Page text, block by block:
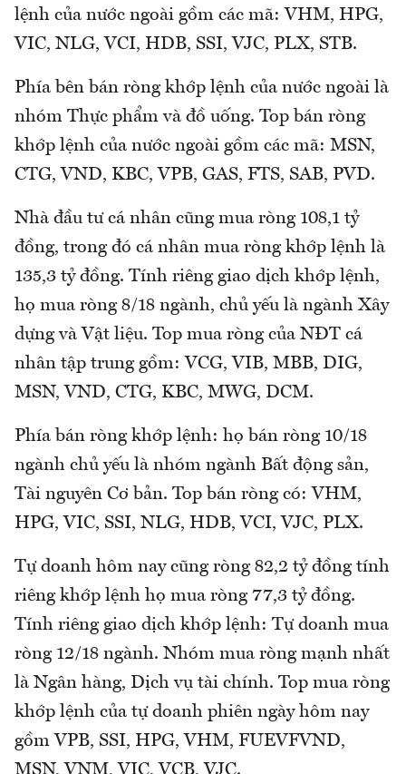
lệnh của nước ngoài gồm các mã: VHM, HPG,
VIC, NLG, VCI, HDB, SSI, VJC, PLX, STB.
Phía bên bán ròng khớp lệnh của nước ngoài là
nhóm Thực phẩm và đồ uống. Top bán ròng
khớp lệnh của nước ngoài gồm các mã: MSN,
CTG, VND, KBC, VPB, GAS, FTS, SAB, PVD.
Nhà đầu tư cá nhân cũng mua ròng 108,1 tỷ
đồng, trong đó cá nhân mua ròng khớp lệnh là
135,3 tỷ đồng. Tính riêng giao dịch khớp lệnh,
họ mua ròng 8/18 ngành, chủ yếu là ngành Xây
dựng và Vật liệu. Top mua ròng của NĐT cá
nhân tập trung gồm: VCG, VIB, MBB, DIG,
MSN, VND, CTG, KBC, MWG, DCM.
Phía bán ròng khớp lệnh: họ bán ròng 10/18
ngành chủ yếu là nhóm ngành Bất động sản,
Tài nguyên Cơ bản. Top bán ròng có: VHM,
HPG, VIC, SSI, NLG, HDB, VCI, VJC, PLX.
Tự doanh hôm nay cũng ròng 82,2 tỷ đồng tính
riêng khớp lệnh họ mua ròng 77,3 tỷ đồng.
Tính riêng giao dịch khớp lệnh: Tự doanh mua
ròng 12/18 ngành. Nhóm mua ròng mạnh nhất
là Ngân hàng, Dịch vụ tài chính. Top mua ròng
khớp lệnh của tự doanh phiên ngày hôm nay
gồm VPB, SSI, HPG, VHM, FUEVFVND,
MSN, VNM, VIC, VCB, VJC.